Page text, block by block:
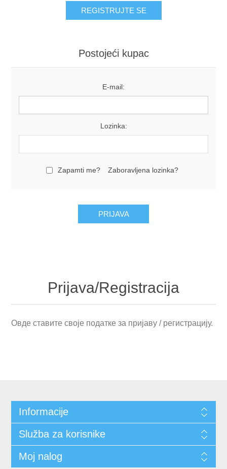
Postojeći kupac
E-mail:
Lozinka:
Zapamti me? Zaboravljena lozinka?
Prijava/Registracija
Овде ставите своје податке за пријаву / регистрацију.
Informacije
Služba za korisnike
Moj nalog